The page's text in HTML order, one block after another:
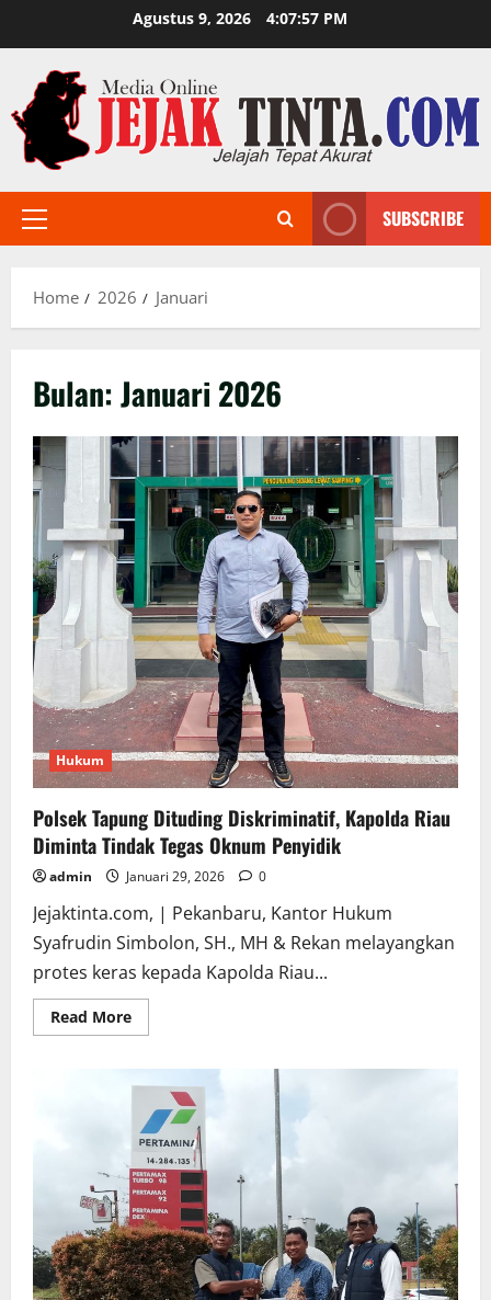
to
content
Agustus 9, 2026 4:07:59 PM
Primary
SUBSCRIBE
Home 2026 Januari
Bulan:Januari 2026
Hukum
Polsek Tapung Dituding Diskriminatif, Kapolda Riau
Diminta Tindak Tegas Oknum Penyidik
admin Januari 29, 2026 0
Jejaktinta.com, | Pekanbaru, Kantor Hukum
Syafrudin Simbolon, SH., MH & Rekan melayangkan
protes keras kepada Kapolda Riau...
Read MoreRead
more
Dituding
Diskriminatif,
Kapolda
Riau
Diminta
Tindak
Tegas
Oknum
Penyidik